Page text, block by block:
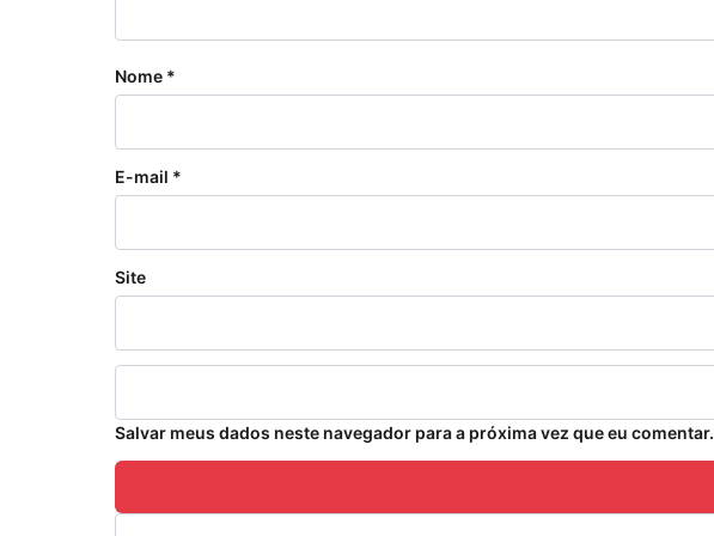
Nome *
E-mail *
Site
Salvar meus dados neste navegador para a próxima vez que eu comentar.